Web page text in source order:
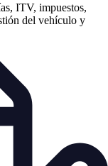
ITV, impuestos,
del vehículo y